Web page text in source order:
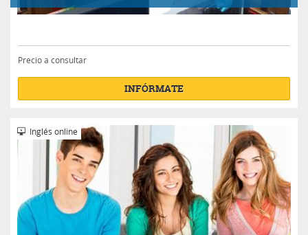
Precio a consultar
INFÓRMATE
Inglés online